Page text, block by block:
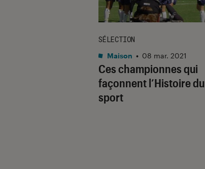
Ces championnes qui
façonnent l’Histoire du
sport
SÉLECTION
Maison • 08 mar. 2021